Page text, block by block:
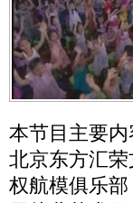
本节目主要
北京东方汇
权航模俱乐